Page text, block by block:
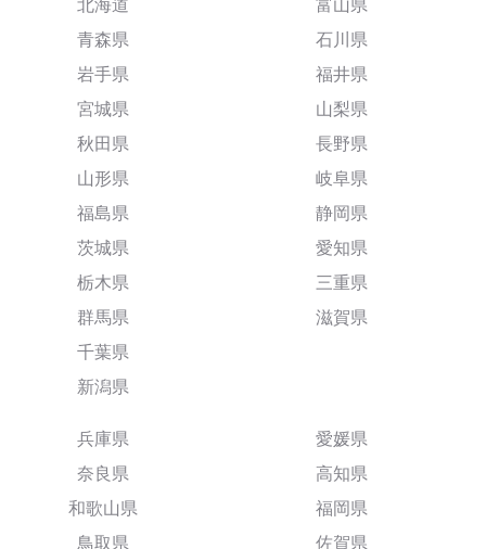
北海道
青森県
岩手県
宮城県
秋田県
山形県
福島県
茨城県
栃木県
群馬県
千葉県
新潟県
富山県
石川県
福井県
山梨県
長野県
岐阜県
静岡県
愛知県
三重県
滋賀県
兵庫県
奈良県
和歌山県
鳥取県
愛媛県
高知県
福岡県
佐賀県